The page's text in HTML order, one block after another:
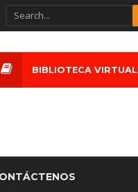
BIBLIOTECA VIRTUAL